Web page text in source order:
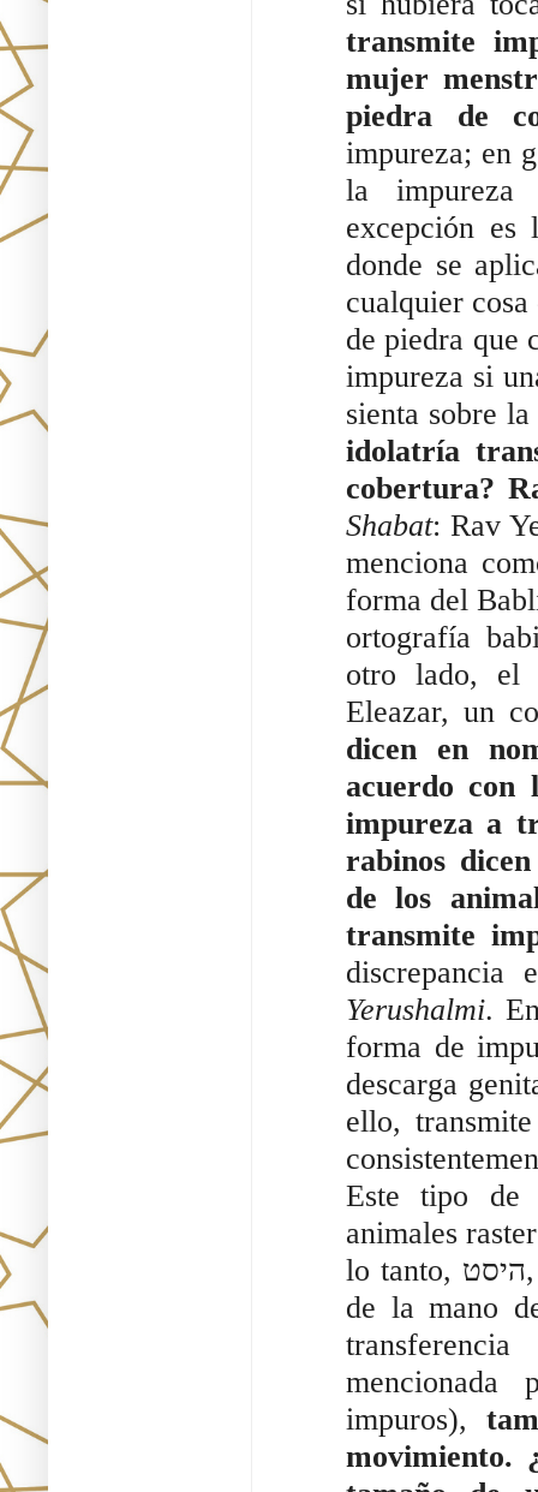
transmite
mujer
piedra de
impureza; en
la impureza
excepción es
donde se
cualquier
de piedra que
impureza si
sienta sobre
idolatría
cobertura?
Shabat: Rav
menciona
forma del
ortografía
otro lado, el
Eleazar, un
dicen en
acuerdo con
impureza a
rabinos
de los
transmite
Yerushalmi.
forma de
descarga
ello,
Este tipo de
animales
lo tanto, היסט, el "movimiento" mencionado aquí debe ser el
de la mano
mencionada
impuros),
movimiento.